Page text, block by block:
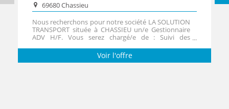
69680 Chassieu
Nous recherchons pour notre société LA SOLUTION
TRANSPORT située à CHASSIEU un/e Gestionnaire
ADV H/F. Vous serez chargé/e de : Suivi des
reporting clients ; Suivi et gestion des bons de
livraison ; Suivi et gestion des litiges...
Voir l'offre